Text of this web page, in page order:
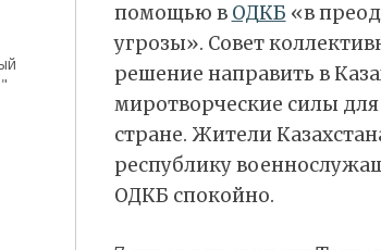
помощью в ОДКБ «в
угрозы». Совет
решение направить в
миротворческие силы
стране. Жители
республику
ОДКБ спокойно.